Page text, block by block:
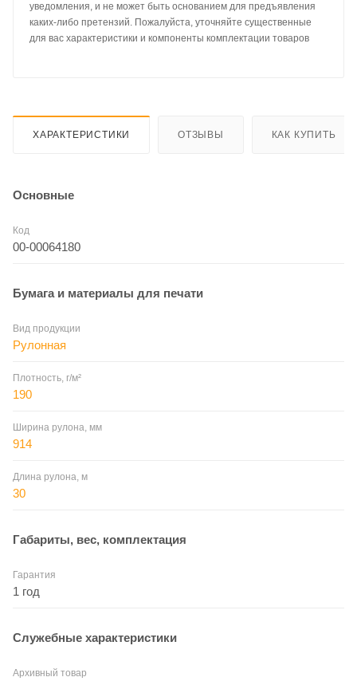
уведомления, и не может быть основанием для предъявления
каких-либо претензий. Пожалуйста, уточняйте существенные
для вас характеристики и компоненты комплектации товаров
ХАРАКТЕРИСТИКИ ОТЗЫВЫ КАК КУПИТЬ
Основные
Код
00-00064180
Бумага и материалы для печати
Вид продукции
Рулонная
Плотность, г/м²
190
Ширина рулона, мм
914
Длина рулона, м
30
Габариты, вес, комплектация
Гарантия
1 год
Служебные характеристики
Архивный товар